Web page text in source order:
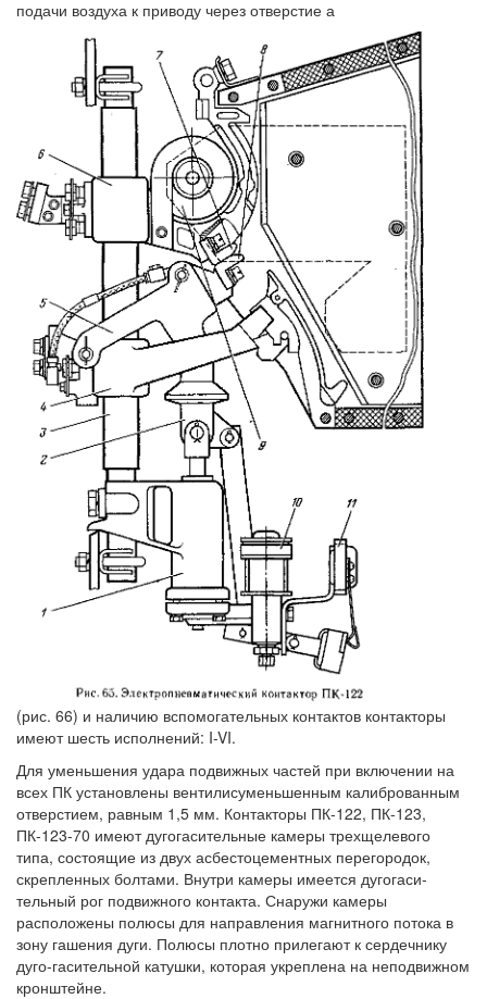
подачи воздуха к приводу через отверстие а
(рис. 66) и наличию вспомогательных контактов контакторы
имеют шесть исполнений: I-VI.
Для уменьшения удара подвижных частей при включении на
всех ПК установлены вентилисуменьшенным калиброванным
отверстием, равным 1,5 мм. Контакторы ПК-122, ПК-123,
ПК-123-70 имеют дугогасительные камеры трехщелевого
типа, состоящие из двух асбестоцементных перегородок,
скрепленных болтами. Внутри камеры имеется дугогаси-
тельный рог подвижного контакта. Снаружи камеры
расположены полюсы для направления магнитного потока в
зону гашения дуги. Полюсы плотно прилегают к сердечнику
дуго-гасительной катушки, которая укреплена на неподвижном
кронштейне.